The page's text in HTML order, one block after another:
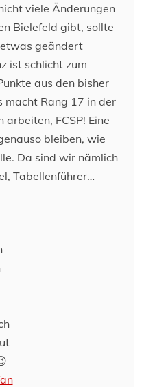
viele Änderungen
Bielefeld gibt, sollte
geändert
ist schlicht zum
aus den bisher
macht Rang 17 in der
FCSP! Eine
bleiben, wie
Da sind wir nämlich
Tabellenführer…